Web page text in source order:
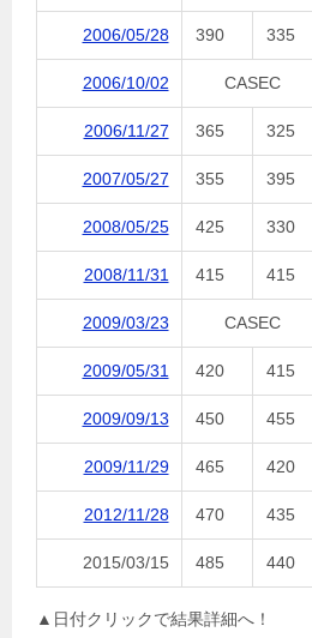
2006/05/28 390 335
2006/10/02 CASEC
2006/11/27 365 325
2007/05/27 355 395
2008/05/25 425 330
2008/11/31 415 415
2009/03/23 CASEC
2009/05/31 420 415
2009/09/13 450 455
2009/11/29 465 420
2012/11/28 470 435
2015/03/15 485 440
▲日付クリックで結果詳細へ！